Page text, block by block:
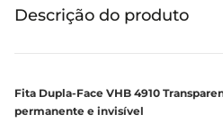
Descrição do produto
Fita Dupla-Face VHB 4910
permanente e invisível